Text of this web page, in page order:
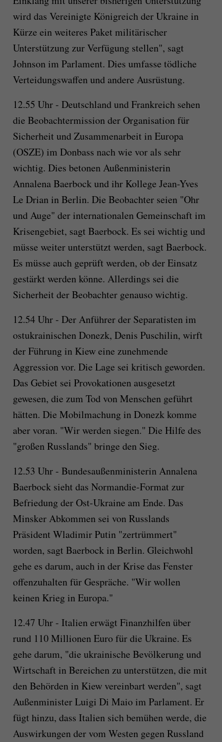
wird das Vereinigte Königreich der Ukraine in
Kürze ein weiteres Paket militärischer
Unterstützung zur Verfügung stellen", sagt
Johnson im Parlament. Dies umfasse tödliche
Verteidungswaffen und andere Ausrüstung.
12.55 Uhr - Deutschland und Frankreich sehen
die Beobachtermission der Organisation für
Sicherheit und Zusammenarbeit in Europa
(OSZE) im Donbass nach wie vor als sehr
wichtig. Dies betonen Außenministerin
Annalena Baerbock und ihr Kollege Jean-Yves
Le Drian in Berlin. Die Beobachter seien "Ohr
und Auge" der internationalen Gemeinschaft im
Krisengebiet, sagt Baerbock. Es sei wichtig und
müsse weiter unterstützt werden, sagt Baerbock.
Es müsse auch geprüft werden, ob der Einsatz
gestärkt werden könne. Allerdings sei die
Sicherheit der Beobachter genauso wichtig.
12.54 Uhr - Der Anführer der Separatisten im
ostukrainischen Donezk, Denis Puschilin, wirft
der Führung in Kiew eine zunehmende
Aggression vor. Die Lage sei kritisch geworden.
Das Gebiet sei Provokationen ausgesetzt
gewesen, die zum Tod von Menschen geführt
hätten. Die Mobilmachung in Donezk komme
aber voran. "Wir werden siegen." Die Hilfe des
"großen Russlands" bringe den Sieg.
12.53 Uhr - Bundesaußenministerin Annalena
Baerbock sieht das Normandie-Format zur
Befriedung der Ost-Ukraine am Ende. Das
Minsker Abkommen sei von Russlands
Präsident Wladimir Putin "zertrümmert"
worden, sagt Baerbock in Berlin. Gleichwohl
gehe es darum, auch in der Krise das Fenster
offenzuhalten für Gespräche. "Wir wollen
keinen Krieg in Europa."
12.47 Uhr - Italien erwägt Finanzhilfen über
rund 110 Millionen Euro für die Ukraine. Es
gehe darum, "die ukrainische Bevölkerung und
Wirtschaft in Bereichen zu unterstützen, die mit
den Behörden in Kiew vereinbart werden", sagt
Außenminister Luigi Di Maio im Parlament. Er
fügt hinzu, dass Italien sich bemühen werde, die
Auswirkungen der vom Westen gegen Russland